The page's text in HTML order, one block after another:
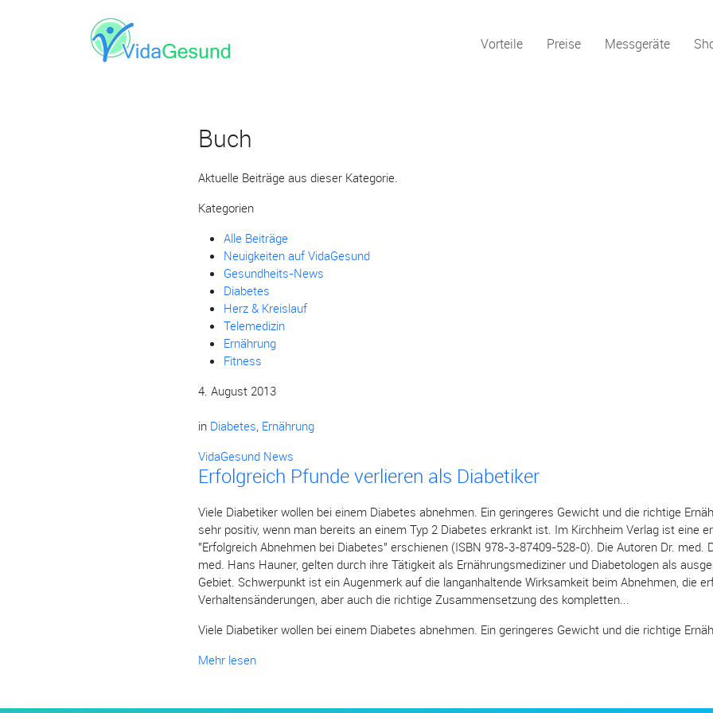
Vorteile Preise Messgeräte
Buch
Aktuelle Beiträge aus dieser Kategorie.
Kategorien
Alle Beiträge
Neuigkeiten auf VidaGesund
Gesundheits-News
Diabetes
Herz & Kreislauf
Telemedizin
Ernährung
Fitness
4. August 2013
in Diabetes, Ernährung
VidaGesund News
Erfolgreich Pfunde verlieren als Diabetiker
Viele Diabetiker wollen bei einem Diabetes abnehmen. Ein geringeres Gewicht und die richtige
sehr positiv, wenn man bereits an einem Typ 2 Diabetes erkrankt ist. Im Kirchheim Verlag ist eine
"Erfolgreich Abnehmen bei Diabetes" erschienen (ISBN 978-3-87409-528-0). Die Autoren Dr. med.
med. Hans Hauner, gelten durch ihre Tätigkeit als Ernährungsmediziner und Diabetologen als
Gebiet. Schwerpunkt ist ein Augenmerk auf die langanhaltende Wirksamkeit beim Abnehmen, die
Verhaltensänderungen, aber auch die richtige Zusammensetzung des kompletten...
Viele Diabetiker wollen bei einem Diabetes abnehmen. Ein geringeres Gewicht und die richtige
Mehr lesen